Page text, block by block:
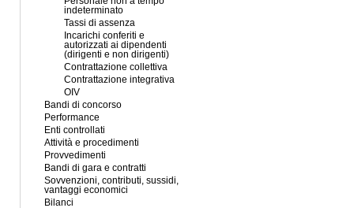
indeterminato
Tassi di assenza
Incarichi conferiti e
autorizzati ai dipendenti
(dirigenti e non dirigenti)
Contrattazione collettiva
Contrattazione integrativa
OIV
Bandi di concorso
Performance
Enti controllati
Attività e procedimenti
Provvedimenti
Bandi di gara e contratti
Sovvenzioni, contributi, sussidi,
vantaggi economici
Bilanci